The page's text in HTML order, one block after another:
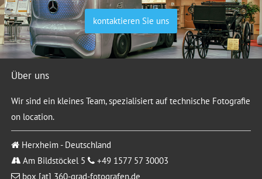
kontaktieren Sie uns
Über uns
Wir sind ein kleines Team, spezialisiert auf technische Fotografie
on location.
Herxheim - Deutschland
Am Bildstöckel 5
+49 1577 57 30003
box [at] 360-grad-fotografen.de